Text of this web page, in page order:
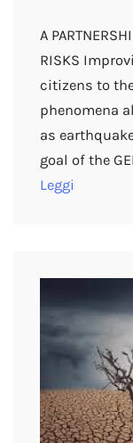
A
RISKS
citizens to
phenomena
as
goal of the
Leggi